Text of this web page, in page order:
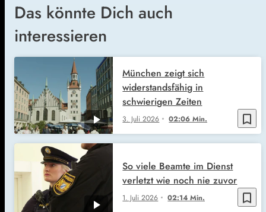
Das könnte Dich auch
interessieren
bookmark_border
3. Juli 2026 02:06 Min.
München zeigt sich
widerstandsfähig in
schwierigen Zeiten
bookmark_border
1. Juli 2026 02:14 Min.
So viele Beamte im Dienst
verletzt wie noch nie zuvor